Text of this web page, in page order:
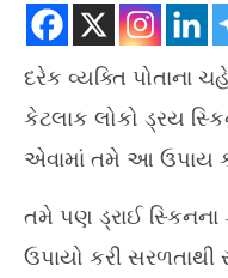
દરેક વ્યક્તિ પોતાના
કેટલાક લોકો ડ્રય
એવામાં તમે આ ઉપાય
તમે પણ ડ્રાઈ સ્કિનના
ઉપાયો કરી સરળતાથી